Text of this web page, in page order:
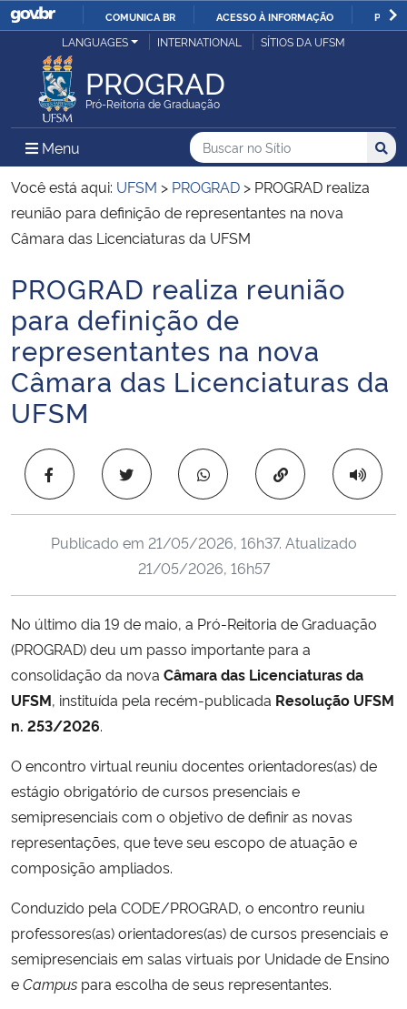
IR
O
COMUNICA BR ACESSO À INFORMAÇÃO
Ministério da Justiça e Segurança Pública
Ministério da Defesa
Ministério das Relações Exteriores
Ministério da Economia
Ministério da Infraestrutura
Ministério da Agricultura, Pecuária e Abastecimento
Ministério da Educação
Ministério da Cidadania
Ministério da Saúde
Ministério de Minas e Energia
Ministério da Ciência, Tecnologia, Inovações e Comunicações
Ministério do Meio Ambiente
Ministério do Desenvolvimento Regional
Controladoria-Geral da União
Ministério da Mulher, da Família e dos Direitos Humanos
Secretaria-Geral
Secretaria de Governo
Gabinete de Segurança Institucional
LANGUAGES INTERNATIONAL SÍTIOS DA UFSM
PROGRAD
Pró-Reitoria de Graduação
Menu Menu Principal do Sítio
Busca
Buscar no no Sítio
Busca:
Você está aqui: UFSM > PROGRAD > PROGRAD realiza
reunião para definição de representantes na nova
Câmara das Licenciaturas da UFSM
Início do conteúdo
PROGRAD realiza reunião
para definição de
representantes na nova
Câmara das Licenciaturas da
UFSM
Copiar para área
Publicado em 21/05/2026, 16h37. Atualizado
21/05/2026, 16h57
No último dia 19 de maio, a Pró-Reitoria de Graduação
(PROGRAD) deu um passo importante para a
consolidação da nova Câmara das Licenciaturas da
UFSM, instituída pela recém-publicada Resolução UFSM
n. 253/2026.
O encontro virtual reuniu docentes orientadores(as) de
estágio obrigatório de cursos presenciais e
semipresenciais com o objetivo de definir as novas
representações, que teve seu escopo de atuação e
composição ampliados.
Conduzido pela CODE/PROGRAD, o encontro reuniu
professores(as) orientadores(as) de cursos presenciais e
semipresenciais em salas virtuais por Unidade de Ensino
eCampus para escolha de seus representantes.